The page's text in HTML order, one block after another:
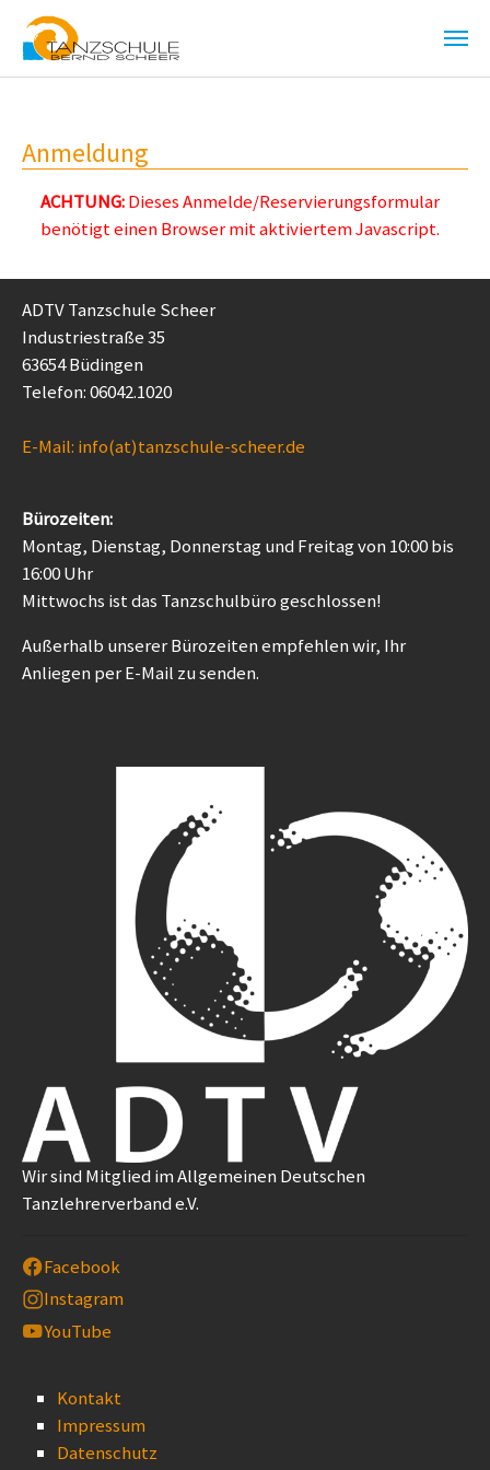
Anmeldung
ACHTUNG:Dieses Anmelde/Reservierungsformular
benötigt einen Browser mit aktiviertem Javascript.
ADTV Tanzschule Scheer
Industriestraße 35
63654 Büdingen
Telefon: 06042.1020
E-Mail: info(at)tanzschule-scheer.de
Bürozeiten:
Montag, Dienstag, Donnerstag und Freitag von 10:00 bis
16:00 Uhr
Mittwochs ist das Tanzschulbüro geschlossen!
Außerhalb unserer Bürozeiten empfehlen wir, Ihr
Anliegen per E-Mail zu senden.
Wir sind Mitglied im Allgemeinen Deutschen
Tanzlehrerverband e.V.
Facebook
Instagram
YouTube
Kontakt
Impressum
Datenschutz